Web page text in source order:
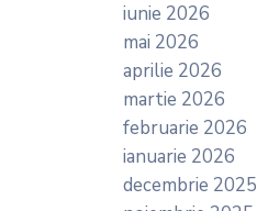
iunie 2026
mai 2026
aprilie 2026
martie 2026
februarie 2026
ianuarie 2026
decembrie 2025